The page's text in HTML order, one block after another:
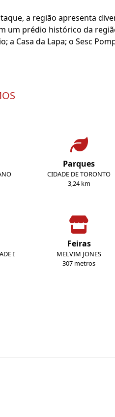
a região apresenta
um prédio histórico da
a Casa da Lapa; o Sesc
Parques
CIDADE DE TORONTO
3,24 km
I
Feiras
MELVIM JONES
307 metros